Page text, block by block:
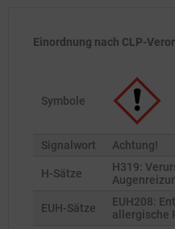
Einordnung nach CLP-
Symbole
Signalwort Achtung!
H-Sätze
H319:
EUH-Sätze
EUH208:
allergische